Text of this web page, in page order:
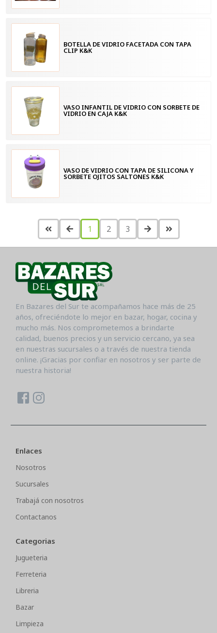
BOTELLA DE VIDRIO FACETADA CON TAPA
CLIP K&K
VASO INFANTIL DE VIDRIO CON SORBETE DE
VIDRIO EN CAJA K&K
VASO DE VIDRIO CON TAPA DE SILICONA Y
SORBETE OJITOS SALTONES K&K
1 2 3
En Bazares del Sur te acompañamos hace más de 25
años, ofreciéndote lo mejor en bazar, hogar, cocina y
mucho más. Nos comprometemos a brindarte
calidad, buenos precios y un servicio cercano, ya sea
en nuestras sucursales o a través de nuestra tienda
online. ¡Gracias por confiar en nosotros y ser parte de
nuestra historia!
Enlaces
Nosotros
Sucursales
Trabajá con nosotros
Contactanos
Categorias
Jugueteria
Ferreteria
Libreria
Bazar
Limpieza